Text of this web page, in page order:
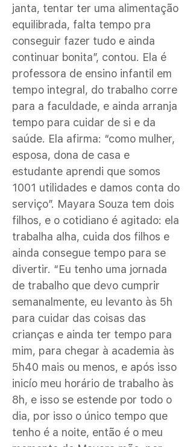
janta, tentar ter uma alimentação
equilibrada, falta tempo pra
conseguir fazer tudo e ainda
continuar bonita”, contou. Ela é
professora de ensino infantil em
tempo integral, do trabalho corre
para a faculdade, e ainda arranja
tempo para cuidar de si e da
saúde. Ela afirma: “como mulher,
esposa, dona de casa e
estudante aprendi que somos
1001 utilidades e damos conta do
serviço”. Mayara Souza tem dois
filhos, e o cotidiano é agitado: ela
trabalha alha, cuida dos filhos e
ainda consegue tempo para se
divertir. “Eu tenho uma jornada
de trabalho que devo cumprir
semanalmente, eu levanto às 5h
para cuidar das coisas das
crianças e ainda ter tempo para
mim, para chegar à academia às
5h40 mais ou menos, e após isso
inicío meu horário de trabalho às
8h, e isso se estende por todo o
dia, por isso o único tempo que
tenho é a noite, então é o meu